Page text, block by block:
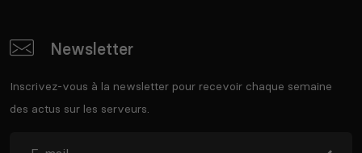
Newsletter
Inscrivez-vous à la newsletter pour recevoir chaque semaine
des actus sur les serveurs.